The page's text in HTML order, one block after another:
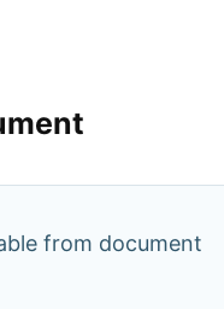
from document